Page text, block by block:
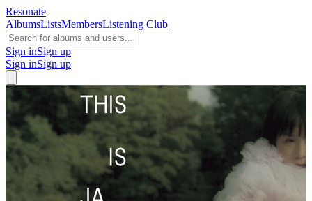
Resonate
AlbumsListsMembersListening Club
Sign inSign up
Sign inSign up